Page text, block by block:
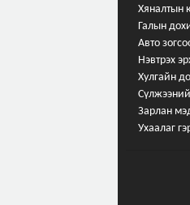
Хяналтын
Галын
Авто
Нэвтрэх
Хулгайн
Зарлан
Ухаалаг